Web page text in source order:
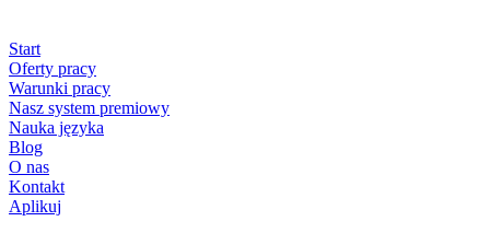
Start
Oferty pracy
Warunki pracy
Nasz system premiowy
Nauka języka
Blog
O nas
Kontakt
Aplikuj